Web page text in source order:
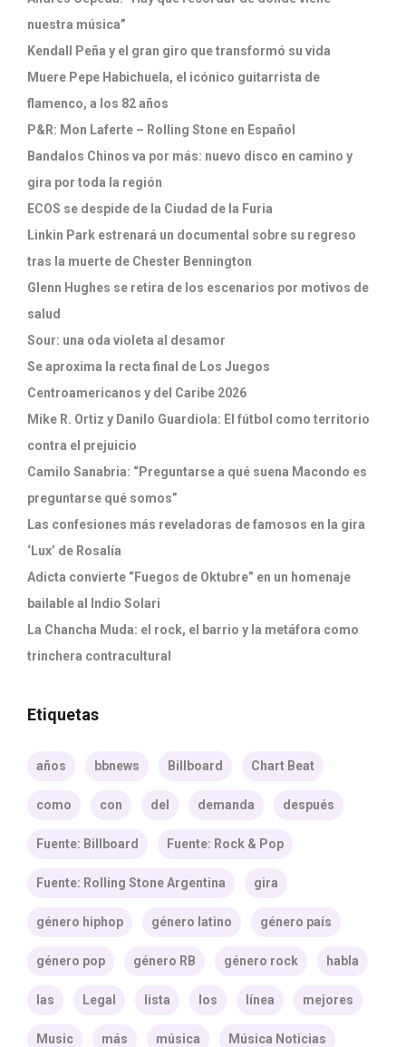
nuestra música”
Kendall Peña y el gran giro que transformó su vida
Muere Pepe Habichuela, el icónico guitarrista de
flamenco, a los 82 años
P&R: Mon Laferte – Rolling Stone en Español
Bandalos Chinos va por más: nuevo disco en camino y
gira por toda la región
ECOS se despide de la Ciudad de la Furia
Linkin Park estrenará un documental sobre su regreso
tras la muerte de Chester Bennington
Glenn Hughes se retira de los escenarios por motivos de
salud
Sour: una oda violeta al desamor
Se aproxima la recta final de Los Juegos
Centroamericanos y del Caribe 2026
Mike R. Ortiz y Danilo Guardiola: El fútbol como territorio
contra el prejuicio
Camilo Sanabria: “Preguntarse a qué suena Macondo es
preguntarse qué somos”
Las confesiones más reveladoras de famosos en la gira
‘Lux’ de Rosalía
Adicta convierte “Fuegos de Oktubre” en un homenaje
bailable al Indio Solari
La Chancha Muda: el rock, el barrio y la metáfora como
trinchera contracultural
Etiquetas
años bbnews Billboard Chart Beat
como con del demanda después
Fuente: Billboard Fuente: Rock & Pop
Fuente: Rolling Stone Argentina gira
género hiphop género latino género país
género pop género RB género rock habla
las Legal lista los línea mejores
Music más música Música Noticias